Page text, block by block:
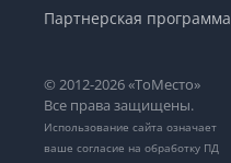
Партнерская программа
© 2012-2026 «ТоМесто»
Все права защищены.
Использование сайта означает
ваше согласие на обработку ПД